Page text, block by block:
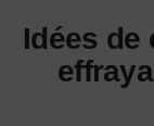
Idées de